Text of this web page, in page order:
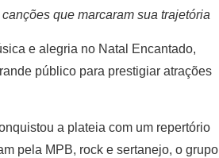
que marcaram sua trajetória
e alegria no Natal Encantado,
público para prestigiar atrações
a plateia com um repertório
pela MPB, rock e sertanejo, o grupo